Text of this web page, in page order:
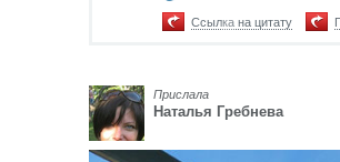
Ссылка на цитату
Прислала
Наталья Гребнева